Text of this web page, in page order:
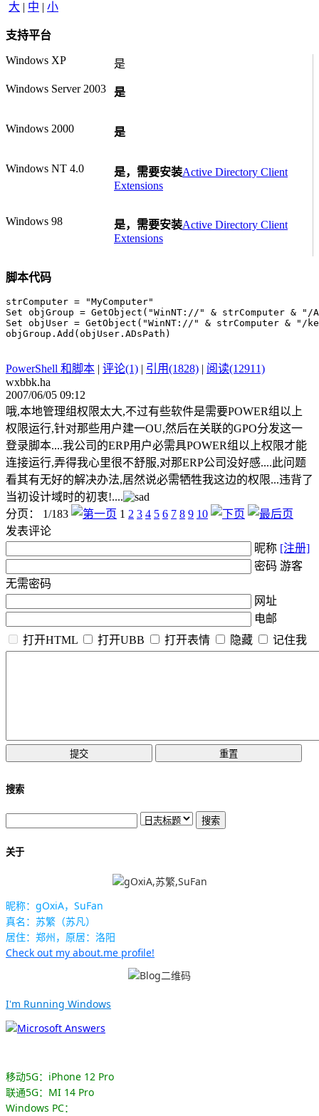
大 | 中 | 小
支持平台
Windows XP 是
Windows Server 2003 是
Windows 2000 是
Windows NT 4.0 是，需要安装Active Directory Client
Extensions
Windows 98 是，需要安装Active Directory Client
Extensions
脚本代码
strComputer = "MyComputer"
Set objGroup = GetObject("WinNT://" & strComputer &
Set objUser = GetObject("WinNT://" & strComputer & "/
objGroup.Add(objUser.ADsPath)
PowerShell 和脚本 | 评论(1) | 引用(1828) | 阅读(12911)
wxbbk.ha
2007/06/05 09:12
哦,本地管理组权限太大,不过有些软件是需要POWER组以上
权限运行,针对那些用户建一OU,然后在关联的GPO分发这一
登录脚本....我公司的ERP用户必需具POWER组以上权限才能
连接运行,弄得我心里很不舒服,对那ERP公司没好感....此问题
看其有无好的解决办法,居然说必需牺牲我这边的权限...违背了
当初设计域时的初衷!....
分页： 1/183
1 2 3 4 5 6 7 8 9 10
发表评论
昵称 [注册]
密码 游客
无需密码
网址
电邮
打开HTML
打开UBB 打开表情 隐藏 记住我
搜索
关于
昵称：gOxiA，SuFan
真名：苏繁（苏凡）
居住：郑州，原居：洛阳
Check out my about.me profile!
I'm Running Windows
移动5G：iPhone 12 Pro
联通5G：MI 14 Pro
Windows PC：